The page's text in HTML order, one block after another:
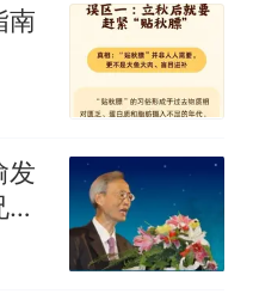
南
发